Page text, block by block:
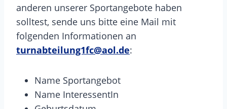
anderen unserer Sportangebote haben
solltest, sende uns bitte eine Mail mit
folgenden Informationen an
turnabteilung1fc@aol.de:
Name Sportangebot
Name InteressentIn